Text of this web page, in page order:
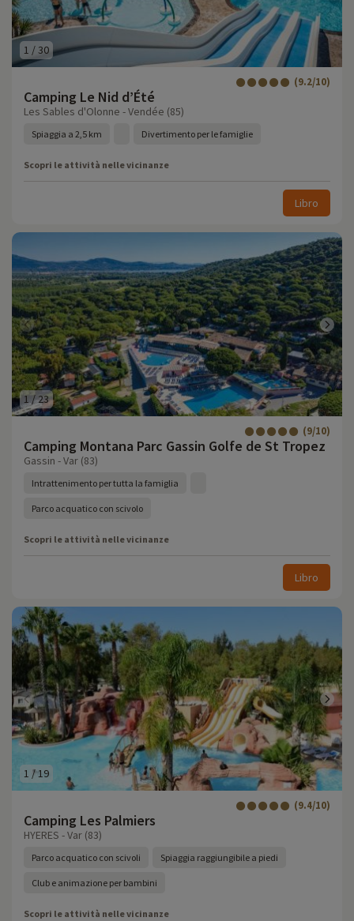
1 /30
Camping Le Nid d’Été
(9.2/10)
Les Sables d'Olonne - Vendée (85)
Spiaggia a 2,5 km Divertimento per le famiglie
Scopri le attività nelle vicinanze
Libro
1 /23
Camping Montana Parc Gassin Golfe de St Tropez
(9/10)
Gassin - Var (83)
Intrattenimento per tutta la famiglia
Parco acquatico con scivolo
Scopri le attività nelle vicinanze
Libro
1 /19
Camping Les Palmiers
(9.4/10)
HYERES - Var (83)
Parco acquatico con scivoli Spiaggia raggiungibile a piedi
Club e animazione per bambini
Scopri le attività nelle vicinanze